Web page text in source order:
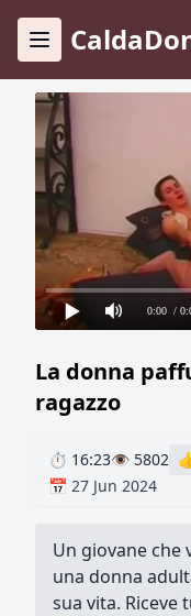
0:00 /
La donna
ragazzo
⏱ 16:23👁 5802
📅 27 Jun 2024
Un giovane che
una donna
sua vita. Riceve